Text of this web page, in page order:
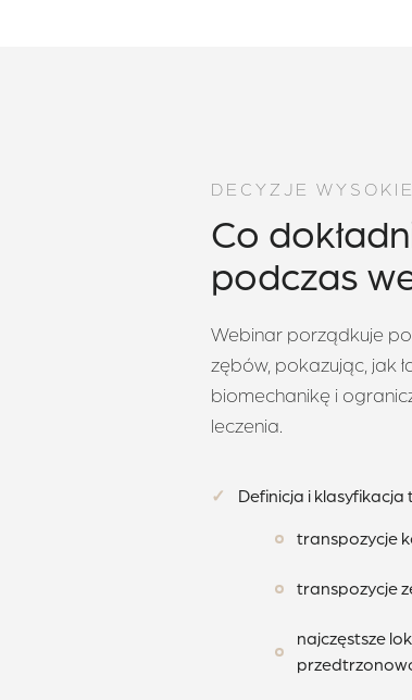
DECYZJE
Co
podczas
Webinar porządkuje
zębów, pokazując, jak
biomechanikę i
leczenia.
Definicja i klasyfikacja
transpozycje
transpozycje
najczęstsze